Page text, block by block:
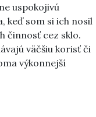
uspokojivú
keď som si ich nosil
činnosť cez sklo.
väčšiu korisť či
výkonnejší